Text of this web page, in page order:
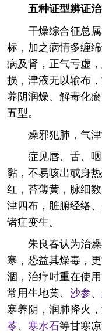
五种证型辨证
干燥综合征总
标，加之病情多缠
病及肾，正气亏虚
损，津液无以输布
养阴润燥、解毒化
五型。
燥邪犯肺，气
症见唇、舌、
黏，不易咳出或身
红，苔薄黄，脉细
津四布，脏腑经络
诸症变生。
朱良春认为治
寒，恐益其燥毒，
涸，治疗时重在使
常用生地黄、 沙参、
寒养阴，润肺降火
苓、 寒水石等甘寒